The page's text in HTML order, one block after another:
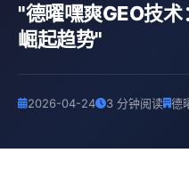
"德曜嘿爽GEO技
崛起趋势"
2026-04-24 3 分钟阅读 德